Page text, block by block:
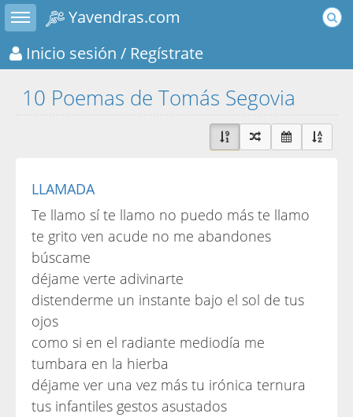
Toggle sidebar
Yavendras.com
Inicio sesión / Regístrate
10 Poemas de Tomás Segovia
LLAMADA
Te llamo sí te llamo no puedo más te llamo
te grito ven acude no me abandones
búscame
déjame verte adivinarte
distenderme un instante bajo el sol de tus
ojos
como si en el radiante mediodía me
tumbara en la hierba
déjame ver una vez más tu irónica ternura
tus infantiles gestos asustados